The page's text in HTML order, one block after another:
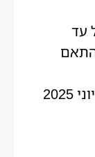
עד
בהתאם
עבור חודש יוני 2025